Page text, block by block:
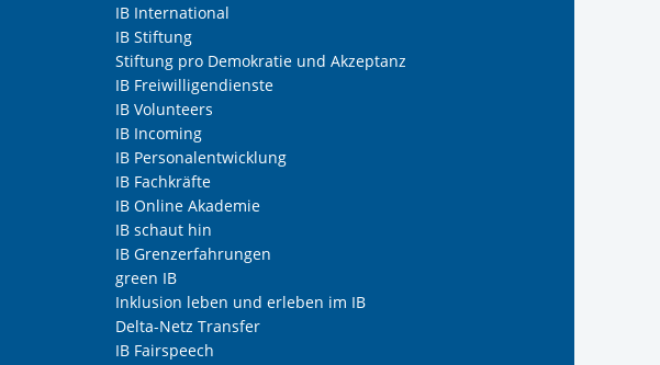
IB International
IB Stiftung
Stiftung pro Demokratie und Akzeptanz
IB Freiwilligendienste
IB Volunteers
IB Incoming
IB Personalentwicklung
IB Fachkräfte
IB Online Akademie
IB schaut hin
IB Grenzerfahrungen
green IB
Inklusion leben und erleben im IB
Delta-Netz Transfer
IB Fairspeech